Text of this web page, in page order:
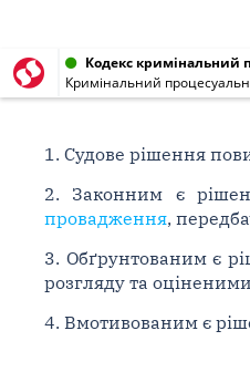
Кодекс кримінальний
Кримінальний